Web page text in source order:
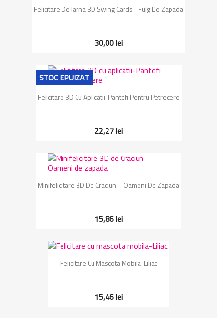
Felicitare De Iarna 3D Swing Cards - Fulg De Zapada
30,00 lei
Felicitare 3D Cu Aplicatii-Pantofi Pentru Petrecere
22,27 lei
STOC EPUIZAT
Minifelicitare 3D De Craciun – Oameni De Zapada
15,86 lei
Felicitare Cu Mascota Mobila-Liliac
15,46 lei